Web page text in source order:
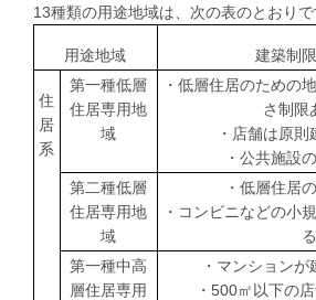
13種類の用途地域は、次の表のとおりで
用途地域 建築制
住
居
系
第一種低層
住居専用地
域
・低層住居のための
さ制限
・店舗は原
・公共施設
第二種低層
住居専用地
域
・低層住居
・コンビニなどの小
る
第一種中高
層住居専用
・マンション
・ 500㎡以下の